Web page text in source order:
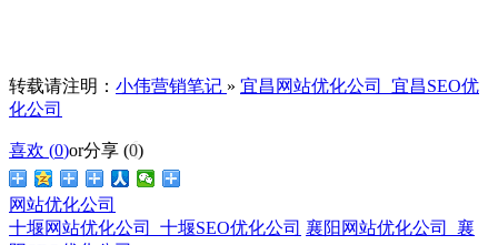
转载请注明： 小伟营销笔记 » 宜昌网站优化公司_宜昌SEO优
化公司
喜欢 (0)or分享 (0)
网站优化公司
十堰网站优化公司_十堰SEO优化公司 襄阳网站优化公司_襄